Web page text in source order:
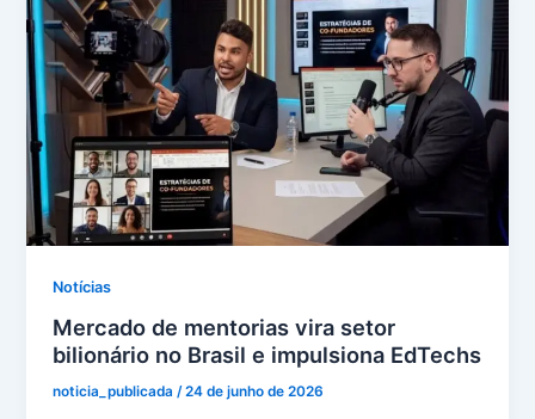
Notícias
Mercado de mentorias vira setor
bilionário no Brasil e impulsiona EdTechs
noticia_publicada/24 de junho de 2026